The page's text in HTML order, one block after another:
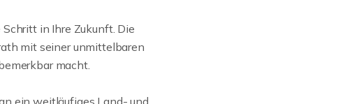
in Ihre Zukunft. Die
mit seiner unmittelbaren
macht.
ein weitläufiges Land- und